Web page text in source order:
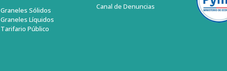
Graneles Sólidos
Graneles Líquidos
Tarifario Público
Canal de Denuncias